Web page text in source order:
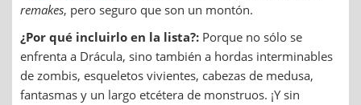
remakes, pero seguro que son un montón.
¿Por qué incluirlo en la lista?: Porque no sólo se
enfrenta a Drácula, sino también a hordas interminables
de zombis, esqueletos vivientes, cabezas de medusa,
fantasmas y un largo etcétera de monstruos. ¡Y sin